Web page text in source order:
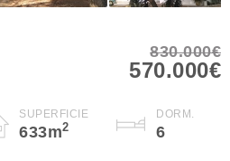
830.000€
570.000€
SUPERFICIE
633m2
DORM.
6